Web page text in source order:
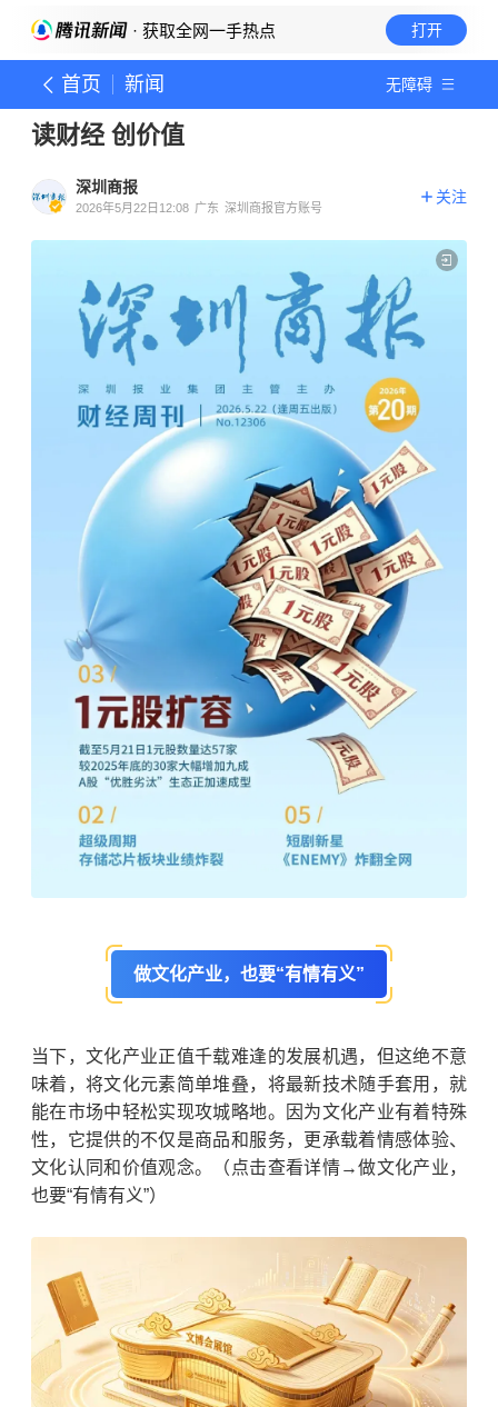
· 获取全网一手热点 打开
首页 新闻 无障碍
读财经 创价值
深圳商报
2026年5月22日12:08 广东 深圳商报官方账号
关注
做文化产业，也要“有情有义”
当下，文化产业正值千载难逢的发展机遇，但这绝不意
味着，将文化元素简单堆叠，将最新技术随手套用，就
能在市场中轻松实现攻城略地。因为文化产业有着特殊
性，它提供的不仅是商品和服务，更承载着情感体验、
文化认同和价值观念。（点击查看详情→做文化产业，
也要“有情有义”）